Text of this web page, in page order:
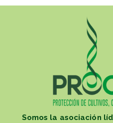
Somos la asociación